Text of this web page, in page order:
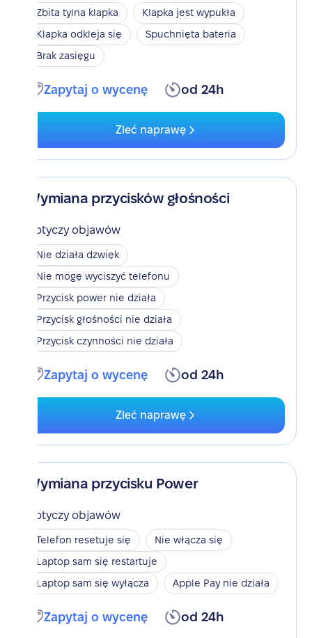
Zbita tylna klapka
Klapka jest wypukła
Klapka odkleja się
Spuchnięta bateria
Brak zasięgu
Zapytaj o wycenę od 24h
Zleć naprawę
Wymiana przycisków głośności
Dotyczy objawów
Nie działa dzwięk
Nie mogę wyciszyć telefonu
Przycisk power nie działa
Przycisk głośności nie działa
Przycisk czynności nie działa
Zapytaj o wycenę od 24h
Zleć naprawę
Wymiana przycisku Power
Dotyczy objawów
Telefon resetuje się
Nie włącza się
Laptop sam się restartuje
Laptop sam się wyłącza
Apple Pay nie działa
Zapytaj o wycenę od 24h